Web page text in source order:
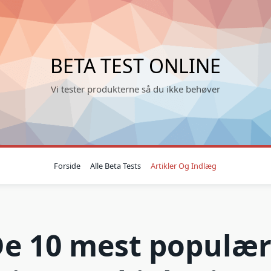
BETA TEST ONLINE
Vi tester produkterne så du ikke behøver
Forside Alle Beta Tests Artikler Og Indlæg
10 mest